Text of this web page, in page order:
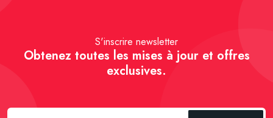
S'inscrire newsletter
Obtenez toutes les mises à jour et offres
exclusives.